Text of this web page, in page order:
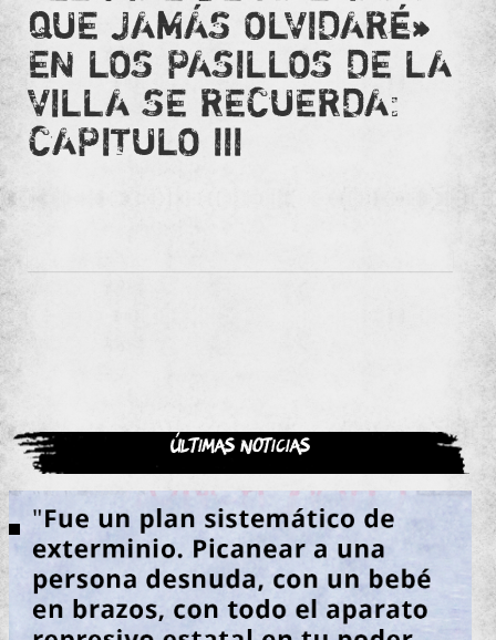
QUE JAMÁS OLVIDARÉ»
EN LOS PASILLOS DE LA
VILLA SE RECUERDA:
CAPITULO III
Últimas noticias